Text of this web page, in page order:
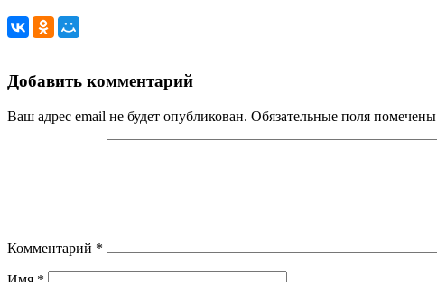
Добавить комментарий
Ваш адрес email не будет опубликован. Обязательные поля помечены
Комментарий *